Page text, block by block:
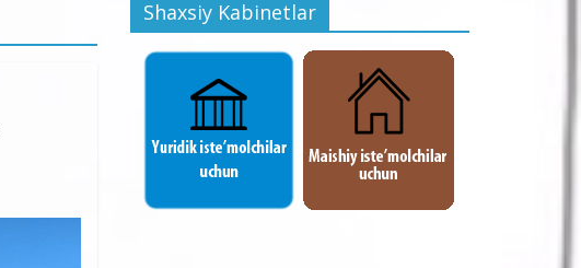
Shaxsiy Kabinetlar